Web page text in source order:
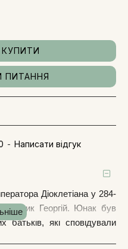
- Написати відгук
КУПИТИ
ПИТАННЯ
Діоклетіана у 284-
Георгій. Юнак був
батьків, які сповідували